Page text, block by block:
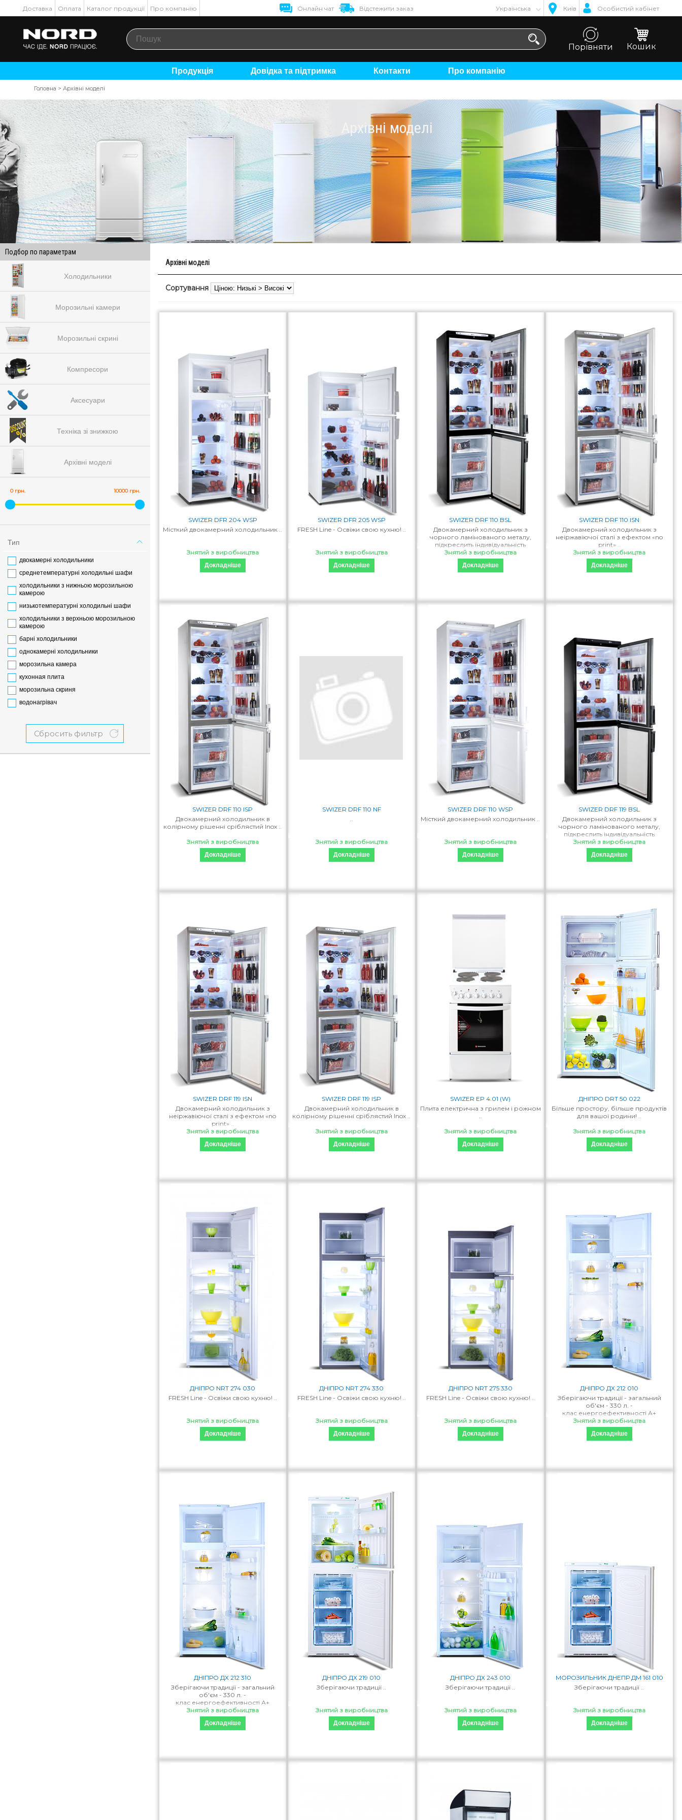
Доставка Оплата Каталог продукції Про компанію Онлайн чат Відстежити заказ Українська Київ Особистий кабінет
Порівняти Кошик
Продукція Довідка та підтримка Контакти Про компанію
Головна >Архівні моделі
Архівні моделі
Подбор по параметрам
Холодильники
Морозильні камери
Морозильні скрині
Компресори
Аксесуари
Техніка зі знижкою
Архівні моделі
0 грн. 10000 грн.
Тип
двокамерні холодильники
среднетемпературні холодильні шафи
холодильники з нижньою морозильною
камерою
низькотемпературні холодильні шафи
холодильники з верхньою морозильною
камерою
барні холодильники
однокамерні холодильники
морозильна камера
кухонная плита
морозильна скриня
водонагрівач
Сбросить фильтр
Архівні моделі
Сортування
SWIZER DFR 204 WSP
Місткий двокамерний холодильник ..
Знятий з виробництва
Докладніше
SWIZER DFR 205 WSP
FRESH Line - Освіжи свою кухню! ..
Знятий з виробництва
Докладніше
SWIZER DRF 110 BSL
Двокамерний холодильник з
чорного ламінованого металу,
підкреслить індивідуальність
дизайнерських рішень в інтер'єр..
Знятий з виробництва
Докладніше
SWIZER DRF 110 ISN
Двокамерний холодильник з
неіржавіючої сталі з ефектом «no
print» ..
Знятий з виробництва
Докладніше
SWIZER DRF 110 ISP
Двокамерний холодильник в
колірному рішенні сріблястий Inox ..
Знятий з виробництва
Докладніше
SWIZER DRF 110 NF
..
Знятий з виробництва
Докладніше
SWIZER DRF 110 WSP
Місткий двокамерний холодильник ..
Знятий з виробництва
Докладніше
SWIZER DRF 119 BSL
Двокамерний холодильник з
чорного ламінованого металу,
підкреслить індивідуальність
дизайнерських рішень в інтер'єрі
Ваш..
Знятий з виробництва
Докладніше
SWIZER DRF 119 ISN
Двокамерний холодильник з
неіржавіючої сталі з ефектом «no
print» ..
Знятий з виробництва
Докладніше
SWIZER DRF 119 ISP
Двокамерний холодильник в
колірному рішенні сріблястий Inox ..
Знятий з виробництва
Докладніше
SWIZER EP 4.01 (W)
Плита електрична з грилем і рожном
..
Знятий з виробництва
Докладніше
ДНІПРО DRT 50 022
Більше простору, більше продуктів
для вашої родини! ..
Знятий з виробництва
Докладніше
ДНІПРО NRT 274 030
FRESH Line - Освіжи свою кухню! ..
Знятий з виробництва
Докладніше
ДНІПРО NRT 274 330
FRESH Line - Освіжи свою кухню! ..
Знятий з виробництва
Докладніше
ДНІПРО NRT 275 330
FRESH Line - Освіжи свою кухню! ..
Знятий з виробництва
Докладніше
ДНІПРО ДХ 212 010
Зберігаючи традиції - загальний
об'єм - 330 л. -
клас енергоефективності А+
- Автоматична система роз..
Знятий з виробництва
Докладніше
ДНІПРО ДХ 212 310
Зберігаючи традиції - загальний
об'єм - 330 л. -
клас енергоефективності А+
- Автоматична система роз..
Знятий з виробництва
Докладніше
ДНІПРО ДХ 219 010
Зберігаючи традиції ..
Знятий з виробництва
Докладніше
ДНІПРО ДХ 243 010
Зберігаючи традиції ..
Знятий з виробництва
Докладніше
МОРОЗИЛЬНИК ДНЕПР ДМ 161 010
Зберігаючи традиції ..
Знятий з виробництва
Докладніше